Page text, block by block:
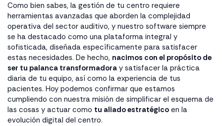
Como bien sabes, la gestión de tu centro requiere
herramientas avanzadas que aborden la complejidad
operativa del sector auditivo, y nuestro software siempre
se ha destacado como una plataforma integral y
sofisticada, diseñada específicamente para satisfacer
estas necesidades. De hecho, nacimos con el propósito de
ser tu palanca transformadora y satisfacer la práctica
diaria de tu equipo, así como la experiencia de tus
pacientes. Hoy podemos confirmar que estamos
cumpliendo con nuestra misión de simplificar el esquema de
las cosas y actuar como tu aliado estratégico en la
evolución digital del centro.